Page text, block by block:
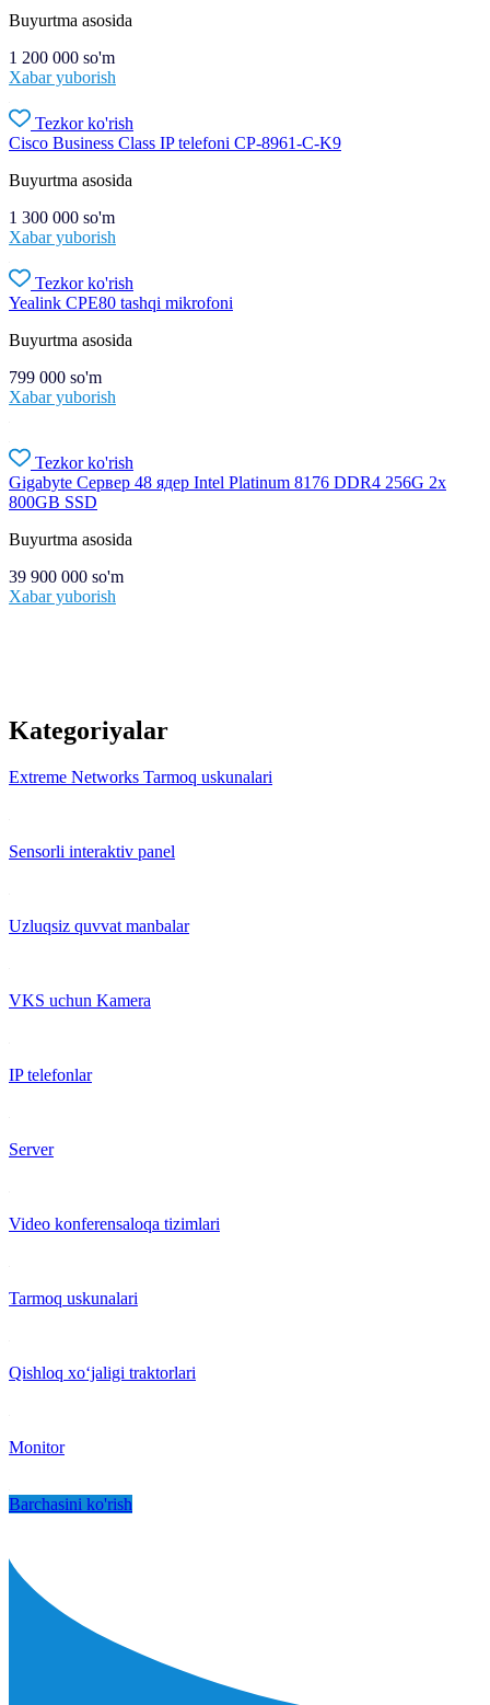
Buyurtma asosida
1 200 000 so'm
Xabar yuborish
Tezkor ko'rish
Cisco Business Class IP telefoni CP-8961-C-K9
Buyurtma asosida
1 300 000 so'm
Xabar yuborish
Tezkor ko'rish
Yealink CPE80 tashqi mikrofoni
Buyurtma asosida
799 000 so'm
Xabar yuborish
Tezkor ko'rish
Gigabyte Сервер 48 ядер Intel Platinum 8176 DDR4 256G 2x
800GB SSD
Buyurtma asosida
39 900 000 so'm
Xabar yuborish
Kategoriyalar
Extreme Networks Tarmoq uskunalari
Sensorli interaktiv panel
Uzluqsiz quvvat manbalar
VKS uchun Kamera
IP telefonlar
Server
Video konferensaloqa tizimlari
Tarmoq uskunalari
Qishloq xo‘jaligi traktorlari
Monitor
Barchasini ko'rish